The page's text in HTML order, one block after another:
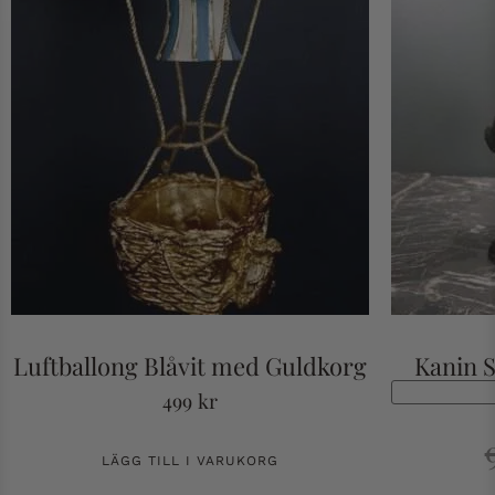
Luftballong Blåvit med Guldkorg
499 kr
LÄGG TILL I VARUKORG
Kanin